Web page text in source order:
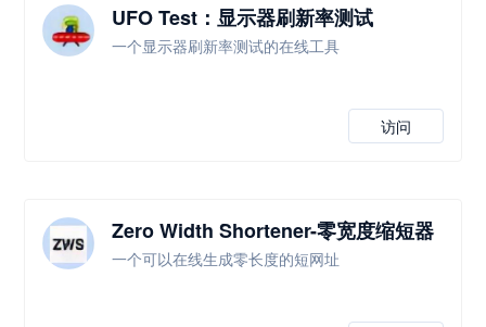
UFO Test：显示器刷新率测试
一个显示器刷新率测试的在线工具
访问
Zero Width Shortener-零宽度缩短器
一个可以在线生成零长度的短网址